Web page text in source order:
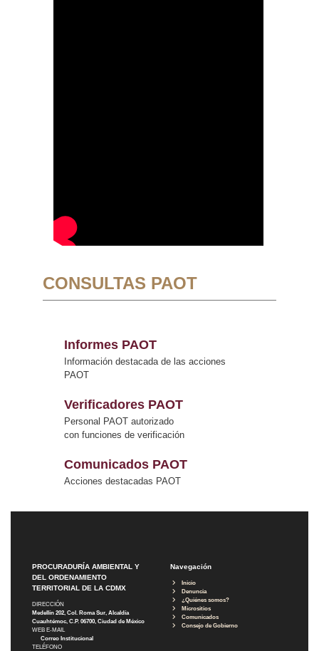
CONSULTAS PAOT
Informes PAOT
Información destacada de las acciones
PAOT
Verificadores PAOT
Personal PAOT autorizado
con funciones de verificación
Comunicados PAOT
Acciones destacadas PAOT
PROCURADURÍA AMBIENTAL Y
DEL ORDENAMIENTO
TERRITORIAL DE LA CDMX
DIRECCIÓN
Medellín 202, Col. Roma Sur, Alcaldía
Cuauhtémoc, C.P. 06700, Ciudad de México
WEB E-MAIL
Correo Institucional
TELÉFONO
Navegación
Inicio
Denuncia
¿Quiénes somos?
Micrositios
Comunicados
Consejo de Gobierno